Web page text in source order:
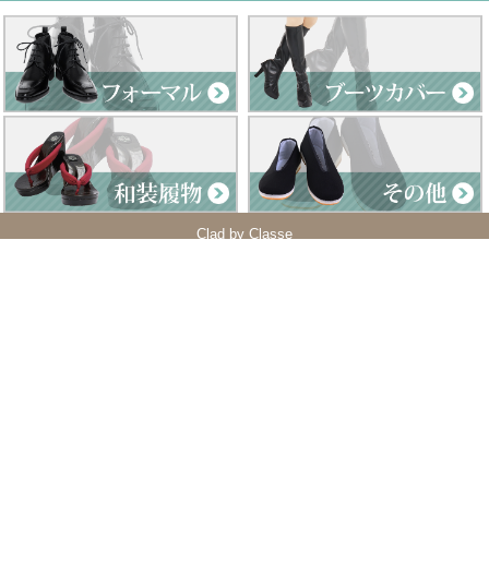
Clad by Classe